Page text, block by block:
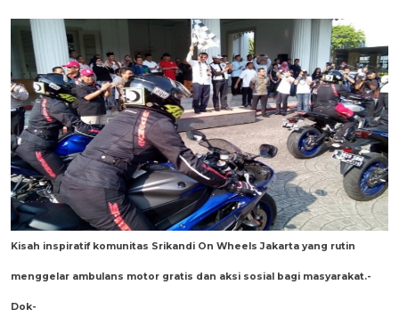
Kisah inspiratif komunitas Srikandi On Wheels Jakarta yang rutin
menggelar ambulans motor gratis dan aksi sosial bagi masyarakat.-
Dok-